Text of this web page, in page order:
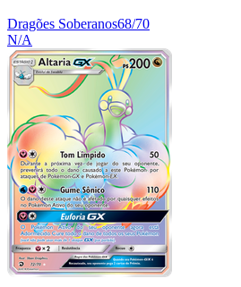
Dragões Soberanos68/70
N/A